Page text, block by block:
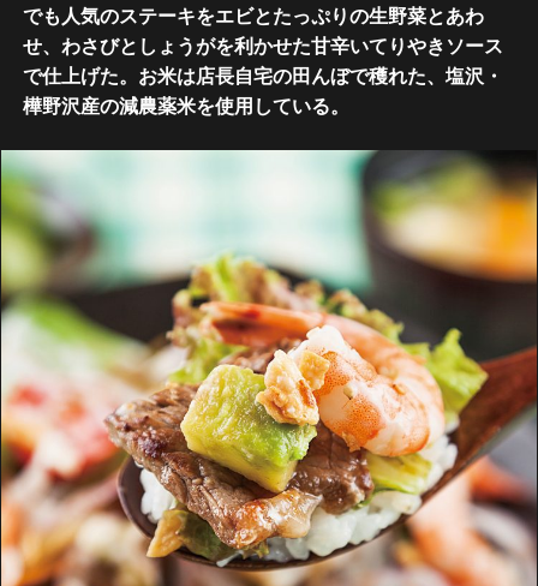
でも人気のステーキをエビとたっぷりの生野菜とあわ
せ、わさびとしょうがを利かせた甘辛いてりやきソース
で仕上げた。お米は店長自宅の田んぼで穫れた、塩沢・
樺野沢産の減農薬米を使用している。